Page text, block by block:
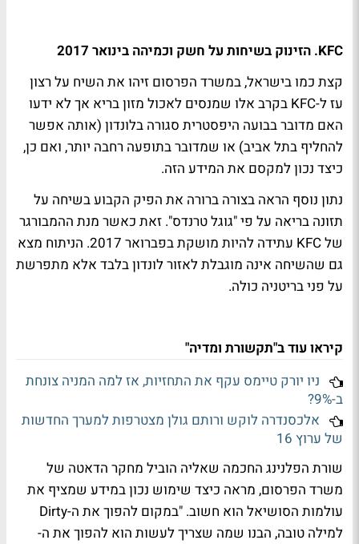
KFC. הזינוק בשיחות על חשק וכמיהה בינואר 2017
קצת כמו בישראל, במשרד הפרסום זיהו את השיח על רצון
עז ל-KFC בקרב אלו שמנסים לאכול מזון בריא אך לא ידעו
האם מדובר בבועה היפסטרית סגורה בלונדון (אותה אפשר
להחליף בתל אביב) או שמדובר בתופעה רחבה יותר, ואם כן,
כיצד נכון למקסם את המידע הזה.
נתון נוסף הראה בצורה ברורה את הפיק הקבוע בשיחה על
תזונה בריאה על פי "גוגל טרנדס". זאת כאשר מנת ההמבורגר
של KFC עתידה להיות מושקת בפברואר 2017. הניתוח מצא
גם שהשיחה אינה מוגבלת לאזור לונדון בלבד אלא מתפרשת
על פני בריטניה כולה.
קיראו עוד ב"תקשורת ומדיה"
ניו יורק טיימס עקף את התחזיות, אז למה המניה צונחת
ב-9%?
אלכסנדרה לוקש ורותם גולן מצטרפות למערך החדשות
של ערוץ 16
שורת הפלנינג החכמה שאליה הוביל מחקר הדאטה של
משרד הפרסום, מראה כיצד שימוש נכון במידע שמציף את
עולמות הסושיאל הוא חשוב. "במקום להפוך את ה-Dirty
למילה טובה, הבנו שמה שצריך לעשות הוא להפוך את ה-